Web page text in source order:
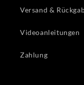
Versand &
Videoanleitungen
Zahlung